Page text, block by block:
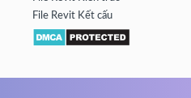
File Revit Kết cấu